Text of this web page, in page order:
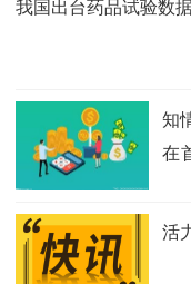
我国出台药品试验数
知
在
活